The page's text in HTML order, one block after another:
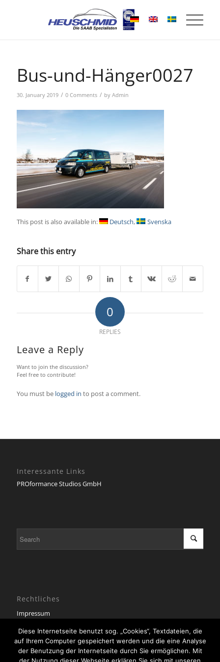
Bus-und-Hänger0027
30. January 2019 / 0 Comments / by Admin
This post is also available in: Deutsch Svenska
Share this entry
0
REPLIES
Leave a Reply
Want to join the discussion?
Feel free to contribute!
You must be logged in to post a comment.
Interessante Links
PROformance Studios GmbH
Rechtliches
Impressum
Datenschutzerklärung
Diese Internetseite benutzt sog. „Cookies“, Textdateien, die
auf Ihrem Computer gespeichert werden und die eine Analyse
der Benutzung der Internetseite durch Sie ermöglichen. Mit